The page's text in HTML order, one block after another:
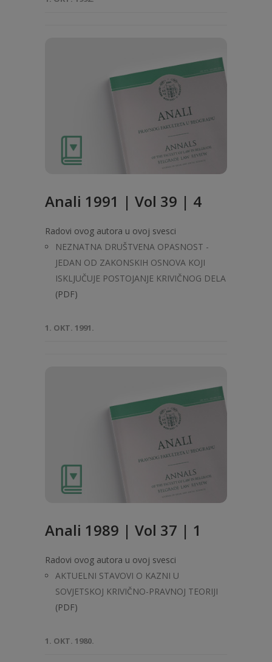
Anali 1991 | Vol 39 | 4
Radovi ovog autora u ovoj svesci
NEZNATNA DRUŠTVENA OPASNOST -
JEDAN OD ZAKONSKIH OSNOVA KOJI
ISKLJUČUJE POSTOJANJE KRIVIČNOG DELA
(PDF)
1. OKT. 1991.
Anali 1989 | Vol 37 | 1
Radovi ovog autora u ovoj svesci
AKTUELNI STAVOVI O KAZNI U
SOVJETSKOJ KRIVIČNO-PRAVNOJ TEORIJI
(PDF)
1. OKT. 1980.